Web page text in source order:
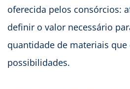
oferecida pelos consórcios:
definir o valor necessário
quantidade de materiais
possibilidades.